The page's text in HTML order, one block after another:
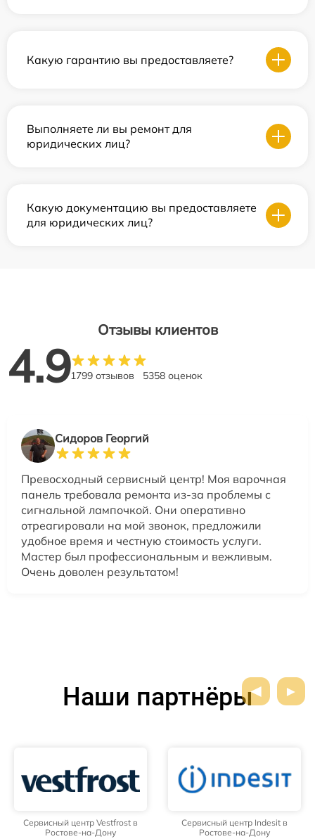
Какую гарантию вы предоставляете?
Выполняете ли вы ремонт для
юридических лиц?
Какую документацию вы предоставляете
для юридических лиц?
Отзывы клиентов
4.91799 отзывов 5358 оценок
Сидоров Георгий
Превосходный сервисный центр! Моя варочная
панель требовала ремонта из-за проблемы с
сигнальной лампочкой. Они оперативно
отреагировали на мой звонок, предложили
удобное время и честную стоимость услуги.
Мастер был профессиональным и вежливым.
Очень доволен результатом!
Наши партнёры
Сервисный центр Vestfrost в
Ростове-на-Дону
Сервисный центр Indesit в
Ростове-на-Дону